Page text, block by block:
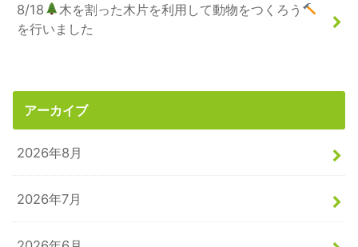
8/18
木を割った木片を利用して動物をつくろう
を行いました
アーカイブ
2026年8月
2026年7月